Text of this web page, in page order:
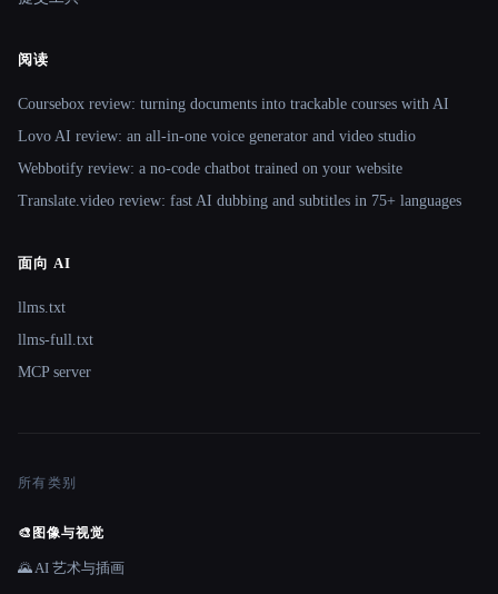
阅读
Coursebox review: turning documents into trackable courses with AI
Lovo AI review: an all-in-one voice generator and video studio
Webbotify review: a no-code chatbot trained on your website
Translate.video review: fast AI dubbing and subtitles in 75+ languages
面向 AI
llms.txt
llms-full.txt
MCP server
所有类别
🎨 图像与视觉
🌄 AI 艺术与插画